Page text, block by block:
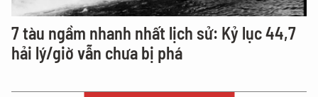
7 tàu ngầm nhanh nhất lịch sử: Kỷ lục 44,7
hải lý/giờ vẫn chưa bị phá